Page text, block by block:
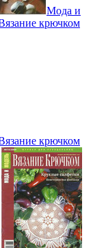
Мода и
крючком
крючком